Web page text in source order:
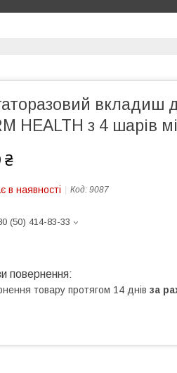
вкладиш
HEALTH з 4 шарів
₴
в наявності Код: 9087
(50) 414-83-33
товару протягом 14 днів за